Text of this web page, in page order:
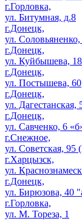
г.Горловка,
ул. Битумная, д.8
г.Донецк,
ул. Соловьяненко,
г.Донецк,
ул. Куйбышева,
г.Донецк,
ул. Постышева, 60
г.Донецк,
ул. Дагестанская,
г.Донецк,
ул. Савченко, 6
г.Снежное,
ул. Советская,
г.Харцызск,
ул.
г.Донецк,
ул. Бирюзова, 40
г.Горловка,
ул. М. Тореза, 1